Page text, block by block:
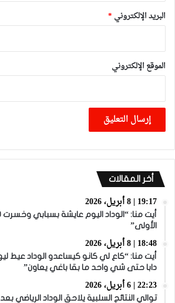
البريد الإلكتروني *
الموقع الإلكتروني
أخر المقالات
19:17 | 8 أبريل، 2026
الأولى”
18:48 | 8 أبريل، 2026
أيت منا: “كاع لي كانو كيساعدو الوداد عيط
دابا حتى شي واحد ما بقا باغي يعاون”
22:23 | 6 أبريل، 2026
توالي النتائج السلبية يلاحق الوداد الرياضي